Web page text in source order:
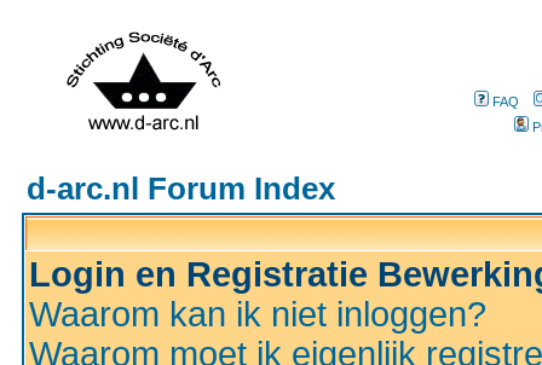
FAQ
d-arc.nl Forum Index
Login en Registratie
Waarom kan ik niet inloggen?
Waarom moet ik eigenlijk